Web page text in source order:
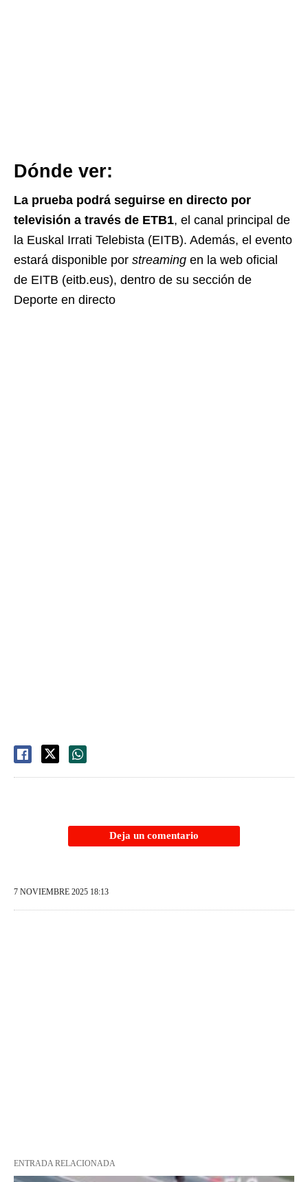
Dónde ver:
La prueba podrá seguirse en directo por
televisión a través de ETB1, el canal principal de
la Euskal Irrati Telebista (EITB). Además, el evento
estará disponible por streaming en la web oficial
de EITB (eitb.eus), dentro de su sección de
Deporte en directo
Deja un comentario
7 NOVIEMBRE 2025 18:13
ENTRADA RELACIONADA